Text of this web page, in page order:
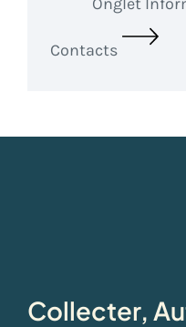
Contacts
Collecter,